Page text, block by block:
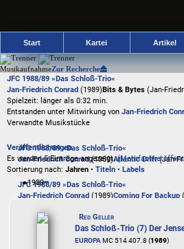
Start Kartei Artikel
MusikaufnahmeZur Recherche
JFC 1988/89 »Das Schloß-Trio«
Jan-Friedrich Conrad (1989)Bits & Bytes (Jan-
Spielzeit: länger als 0:32 min.
Entstanden unter Mitwirkung von Jan-Friedrich
Verwandte Musikstücke
JFC 1988/89 »Das Schloß-Trio«
Jan-Friedrich Conrad(1989)Atlantic Drift (Jan-
JFC 1988/89 »Das Schloß-Trio«
Jan-Friedrich Conrad (1989)Coming For Backup
JFC 1988/89 »Das Schloß-Trio«
Jan-Friedrich Conrad (1989)Condor Flight (Jan-
Veröffentlichungen
Es werden 5 Einträge angezeigt.
Sortierung nach: Jahren • Titeln • Labels
1989
Red Geller
Das Schloß-Trio (7) Der
EUROPAMC 514 407.8 (1989)